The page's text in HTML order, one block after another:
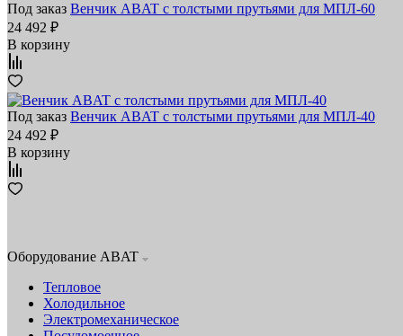
Под заказ Венчик ABAT с толстыми прутьями для МПЛ‑60
24 492 ₽
В корзину
Под заказ Венчик ABAT с толстыми прутьями для МПЛ‑40
24 492 ₽
В корзину
Оборудование ABAT
Тепловое
Холодильное
Электромеханическое